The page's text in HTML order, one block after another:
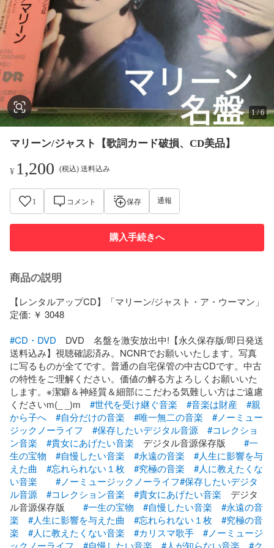
1/6
マリーン/ジャスト【歌詞カード破損、CD美品】
¥ 1,200 (税込) 送料込み
1 コメント 保存 通報
購入手続きへ
商品の説明
【レンタルアップCD】「マリーン/ジャスト・ア・ウーマン」
定価: ￥ 3048
#CD・DVD DVD　名盤を激安放出中!【永久保存版/即日発送
送料込み】視聴確認済み。NCNRでお願いいたします。写真
に写るものが全てです。普通の自宅保管の中古CDです。中古
の特性をご理解ください。価値の解る方よろしくお願いいた
します。※潔癖＆神経質＆細部にこだわる気難しい方はご遠慮
くださいm(_ _)m #世代を受け継ぐ音楽 #音楽は財産
#親
から子へ
#自分だけの音楽 #唯一無二の音楽
#ノーミュー
ジックノーライフ
#保存したいデジタル音源
#コレクショ
ン音楽
#貴女にあげたい音楽 デジタル音源保存版 #一
生の宝物
#自慢したい音楽 #永遠の音楽
#人生に影響を与
えた曲
#忘れられない１枚 #究極の音楽
#人に教えたくな
い音楽
#ノーミュージックノーライフ#保存したいデジタ
ル音源
#コレクション音楽 #貴女にあげたい音楽 デジタ
ル音源保存版 #一生の宝物 #自慢したい音楽
#永遠の音
楽
#人生に影響を与えた曲 #忘れられない１枚
#究極の音
楽
#人に教えたくない音楽 #カリスマ歌手
#ノーミュージ
ックノーライフ
#自慢したい音楽 #人が知らない音楽 #ク